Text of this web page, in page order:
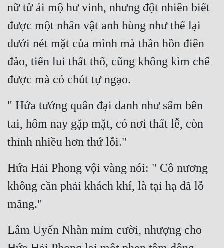
nữ tử ái mộ hư vinh, nhưng đột nhiên biết
được một nhân vật anh hùng như thế lại
dưới nét mặt của mình mà thần hồn điên
đảo, tiến lui thất thố, cũng không kìm chế
được mà có chút tự ngạo.
" Hứa tướng quân đại danh như sấm bên
tai, hôm nay gặp mặt, có nơi thất lễ, còn
thỉnh nhiều hơn thứ lỗi."
Hứa Hải Phong vội vàng nói: " Cô nương
không cần phải khách khí, là tại hạ đã lỗ
mãng."
Lâm Uyển Nhàn mỉm cười, nhượng cho